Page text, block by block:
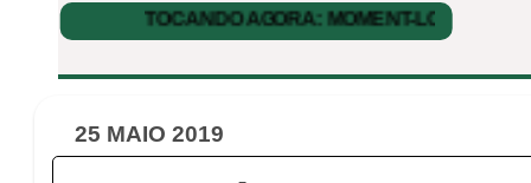
25 MAIO 2019